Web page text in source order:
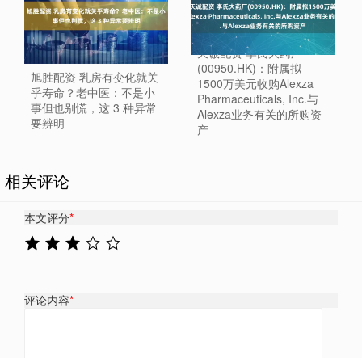
旭胜配资 乳房有变化就关
乎寿命？老中医：不是小
事但也别慌，这 3 种异常
要辨明
天诚配资 李氏大药厂
(00950.HK)：附属拟
1500万美元收购Alexza
Pharmaceuticals, Inc.与
Alexza业务有关的所购资
产
相关评论
本文评分*
评论内容*